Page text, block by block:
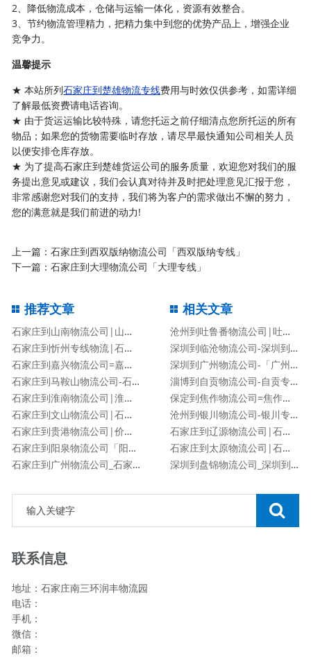
2、降低物流成本，仓储与运输一体化，资源有效整合。
3、节约物流管理精力，把精力集中到您的优势产品上，增强企业
竞争力。
温馨提示
★ 本站所列石家庄到楚雄物流专线费用与时效仅供参考，如需详细
了解最低资费请电话咨询。
★ 由于货运运输比较特殊，请您托运之前仔细清点您所托运的所有
物品；如果您的货物需要临时存放，请尽早最快通知公司相关人员
以便安排仓库存放。
★ 为了提高石家庄到楚雄货运公司的服务质量，欢迎您对我们的服
务提出意见或建议，我们会认真对待并及时把处理意见汇报于您，
非常感谢您对我们的支持，我们将为客户的需求做出不懈的努力，
您的满意就是我们前进的动力!
上一篇：石家庄到西双版纳物流公司「西双版纳专线」
下一篇：石家庄到大理物流公司「大理专线」
推荐文章
石家庄到山南物流公司|山南专线
石家庄到忻州专线物流|石家庄到忻州物流公司
石家庄到嘉兴物流公司=嘉兴专线
石家庄到马鞍山物流公司-石家庄到马鞍山货运专线
石家庄到淮南物流公司|淮南专线
石家庄到文山物流公司|石家庄到文山物流专线
石家庄到贵港物流公司|价格查询
石家庄到阳泉物流公司「阳泉专线」
石家庄到广州物流公司_石家庄到广州物流专线
相关文章
沧州到吐鲁番物流公司|吐鲁番专线
深圳到临沧物流公司-深圳到临沧货运专线
深圳到广州物流公司-「广州专线」
淄博到自贡物流公司-自贡专线
保定到焦作物流公司=焦作专线
沧州到银川物流公司-银川专线
石家庄到辽源物流公司|石家庄到辽源物流专线
石家庄到太原物流公司|石家庄到太原货运专线
深圳到盘锦物流公司_深圳到盘锦货运专线
联系信息
地址：石家庄南三环润丰物流园
电话：
手机：
微信：
邮箱：